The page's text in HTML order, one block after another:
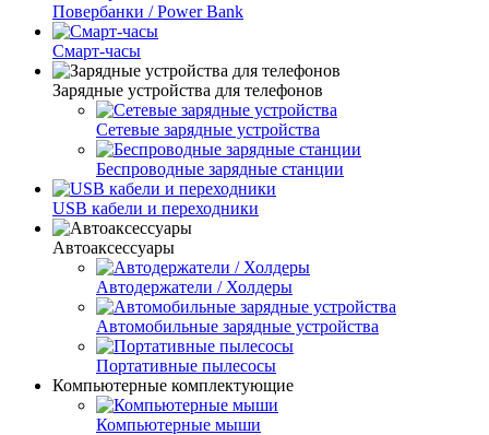
Повербанки / Power Bank
Смарт-часы
Зарядные устройства для телефонов
Сетевые зарядные устройства
Беспроводные зарядные станции
USB кабели и переходники
Автоаксессуары
Автодержатели / Холдеры
Автомобильные зарядные устройства
Портативные пылесосы
Компьютерные комплектующие
Компьютерные мыши